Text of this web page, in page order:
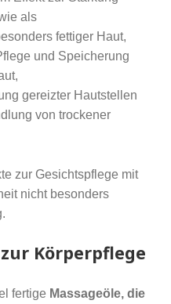
als
fettiger Haut,
und Speicherung
gereizter Hautstellen
von trockener
zur Gesichtspflege mit
nicht besonders
Körperpflege
fertige Massageöle, die